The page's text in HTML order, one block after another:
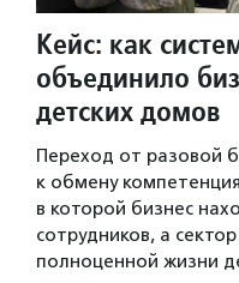
Кейс: как
объединило
детских домов
Переход от разовой
к обмену
в которой бизнес
сотрудников, а
полноценной жизни